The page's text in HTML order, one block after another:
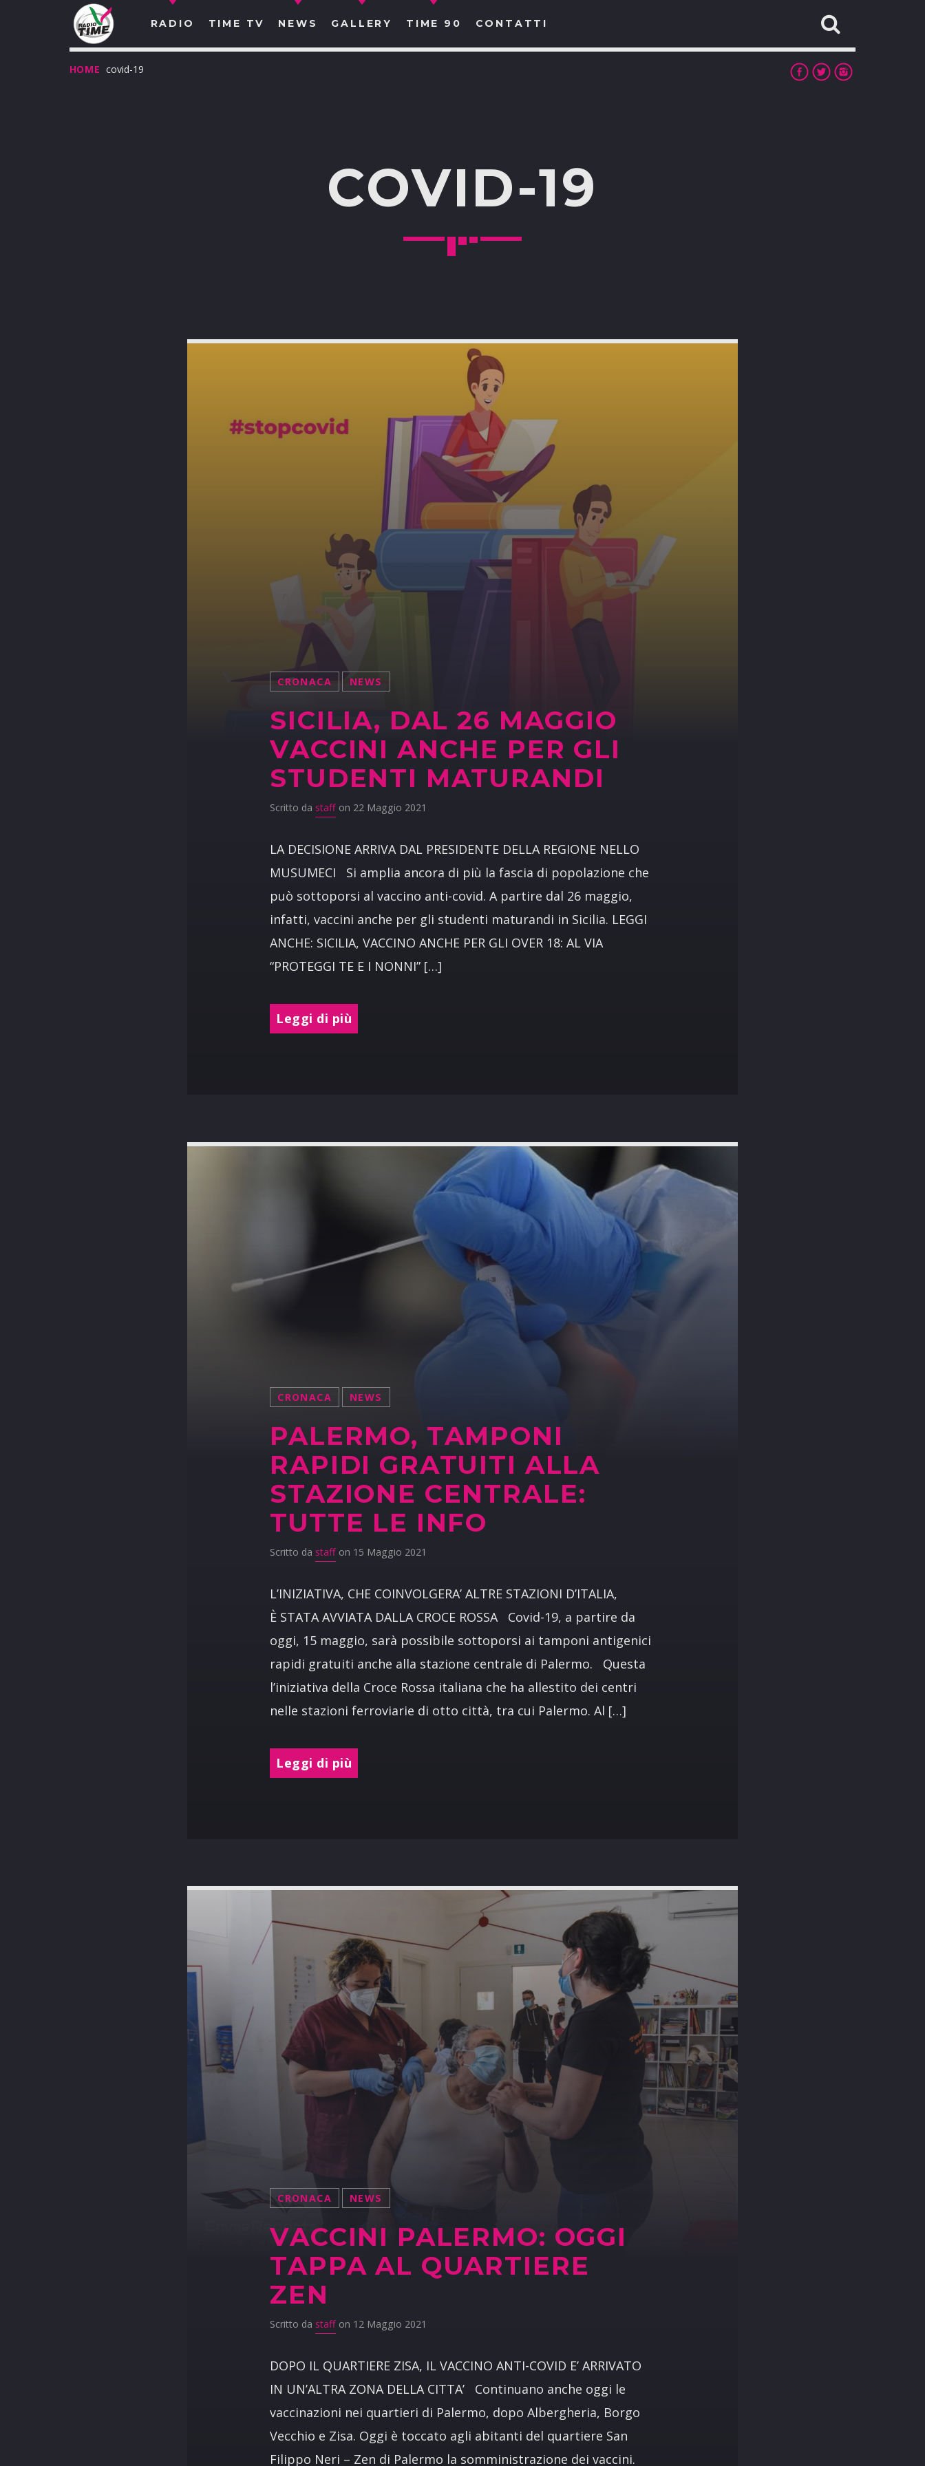
RADIO TIME TV NEWS GALLERY TIME 90 CONTATTI
HOME covid-19
COVID-19
CRONACA NEWS
SICILIA, DAL 26 MAGGIO
VACCINI ANCHE PER GLI
STUDENTI MATURANDI
Scritto da staff on 22 Maggio 2021
LA DECISIONE ARRIVA DAL PRESIDENTE DELLA REGIONE NELLO
MUSUMECI Si amplia ancora di più la fascia di popolazione che
può sottoporsi al vaccino anti-covid. A partire dal 26 maggio,
infatti, vaccini anche per gli studenti maturandi in Sicilia. LEGGI
ANCHE: SICILIA, VACCINO ANCHE PER GLI OVER 18: AL VIA
“PROTEGGI TE E I NONNI” […]
Leggi di più
CRONACA NEWS
PALERMO, TAMPONI
RAPIDI GRATUITI ALLA
STAZIONE CENTRALE:
TUTTE LE INFO
Scritto da staff on 15 Maggio 2021
L’INIZIATIVA, CHE COINVOLGERA’ ALTRE STAZIONI D’ITALIA,
È STATA AVVIATA DALLA CROCE ROSSA Covid-19, a partire da
oggi, 15 maggio, sarà possibile sottoporsi ai tamponi antigenici
rapidi gratuiti anche alla stazione centrale di Palermo. Questa
l’iniziativa della Croce Rossa italiana che ha allestito dei centri
nelle stazioni ferroviarie di otto città, tra cui Palermo. Al […]
Leggi di più
CRONACA NEWS
VACCINI PALERMO: OGGI
TAPPA AL QUARTIERE
ZEN
Scritto da staff on 12 Maggio 2021
DOPO IL QUARTIERE ZISA, IL VACCINO ANTI-COVID E’ ARRIVATO
IN UN’ALTRA ZONA DELLA CITTA’ Continuano anche oggi le
vaccinazioni nei quartieri di Palermo, dopo Albergheria, Borgo
Vecchio e Zisa. Oggi è toccato agli abitanti del quartiere San
Filippo Neri – Zen di Palermo la somministrazione dei vaccini.